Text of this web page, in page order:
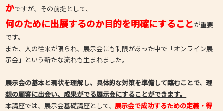
かですが、その前提として、
何のために出展するのか目的を明確にすることが重要
です。
また、人の往来が限られ、展示会にも制限があった中で「オンライン展
示会」という新たな流れも生まれました。
展示会の基本と現状を理解し、具体的な対策を準備して臨むことで、理
想の顧客に出会い、成果がでる展示会にすることができます。
本講座では、展示会基礎講座として、 展示会で成功するための定義・得